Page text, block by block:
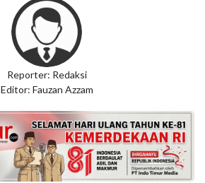
Reporter: Redaksi
Editor: Fauzan Azzam